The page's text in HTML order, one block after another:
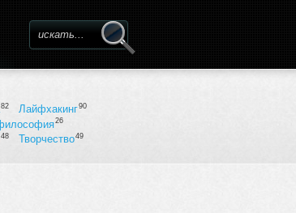
Форма поиска
82 Лайфхакинг90
26
48 Творчество49